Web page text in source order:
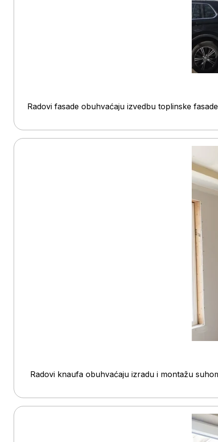
Radovi fasade obuhvaćaju izvedbu toplinske
Radovi knaufa obuhvaćaju izradu i montažu